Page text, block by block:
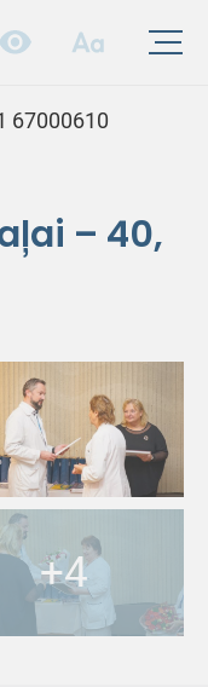
67000610
– 40,
+4